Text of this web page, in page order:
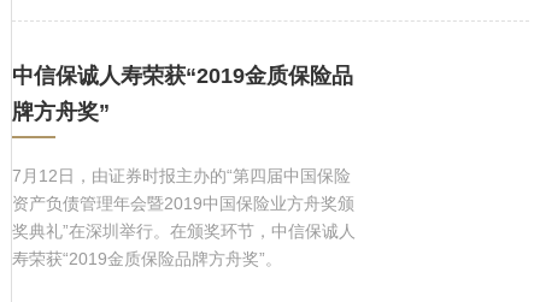
中信保诚人寿荣获“2019金质保险品
牌方舟奖”
7月12日，由证券时报主办的“第四届中国保险
资产负债管理年会暨2019中国保险业方舟奖颁
奖典礼”在深圳举行。在颁奖环节，中信保诚人
寿荣获“2019金质保险品牌方舟奖”。